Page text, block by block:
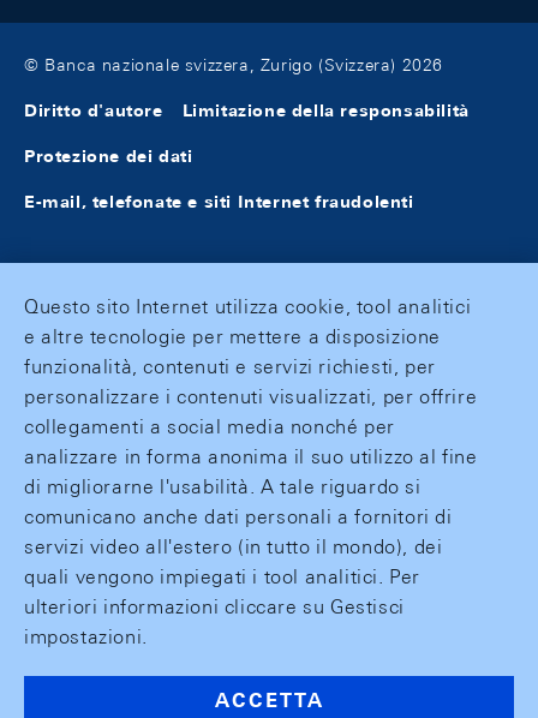
© Banca nazionale svizzera, Zurigo (Svizzera) 2026
Diritto d'autore Limitazione della responsabilità
Protezione dei dati
E-mail, telefonate e siti Internet fraudolenti
Questo sito Internet utilizza cookie, tool analitici
e altre tecnologie per mettere a disposizione
funzionalità, contenuti e servizi richiesti, per
personalizzare i contenuti visualizzati, per offrire
collegamenti a social media nonché per
analizzare in forma anonima il suo utilizzo al fine
di migliorarne l'usabilità. A tale riguardo si
comunicano anche dati personali a fornitori di
servizi video all'estero (in tutto il mondo), dei
quali vengono impiegati i tool analitici. Per
ulteriori informazioni cliccare su Gestisci
impostazioni.
ACCETTA